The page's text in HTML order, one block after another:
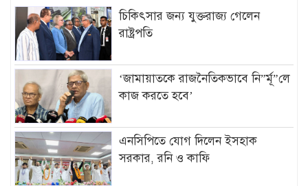
চিকিৎসার জন্য যুক্তরাজ্য গেলেন
রাষ্ট্রপতি
‘জামায়াতকে রাজনৈতিকভাবে নি”র্মূ”লে
কাজ করতে হবে’
এনসিপিতে যোগ দিলেন ইসহাক
সরকার, রনি ও কাফি